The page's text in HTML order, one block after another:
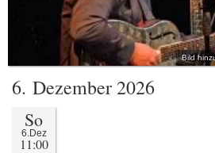
Bild
6. Dezember 2026
So
6.Dez
11:00